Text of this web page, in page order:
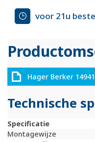
voor 21u
Hager Berker
Technische
Specificatie
Montagewijze